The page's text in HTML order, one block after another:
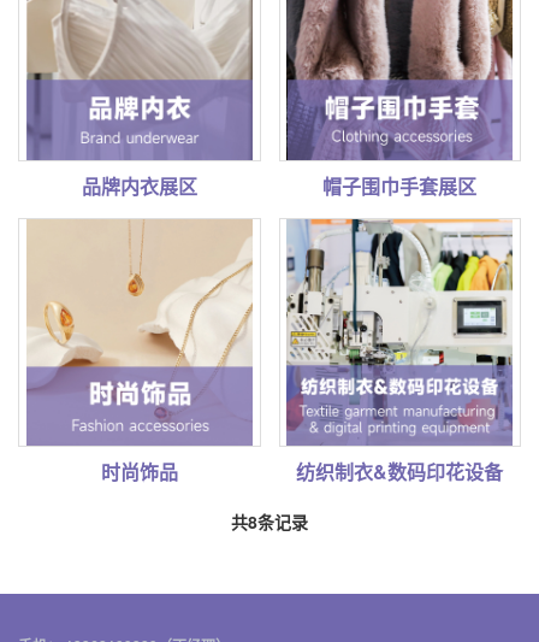
品牌内衣展区 帽子围巾手套展区
时尚饰品 纺织制衣&数码印花设备
共8条记录